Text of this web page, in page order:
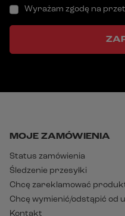
Wyrażam zgodę na
MOJE ZAMÓWIENIA
Status zamówienia
Śledzenie przesyłki
Chcę zareklamować
Chcę wymienić/odstąpić od
Kontakt